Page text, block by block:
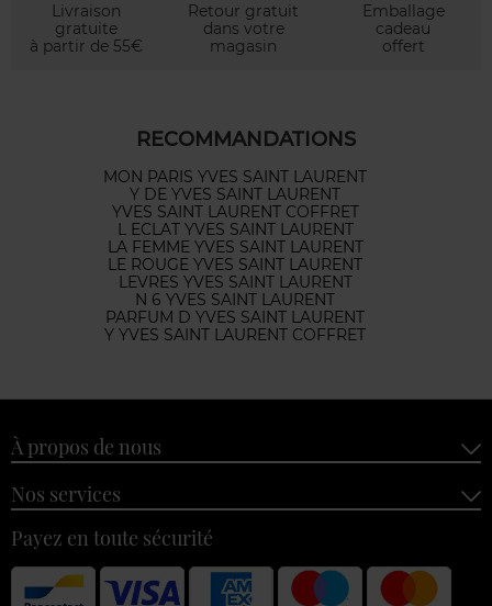
Livraison
gratuite
à partir de 55€
Retour gratuit
dans votre
magasin
Emballage
cadeau
offert
RECOMMANDATIONS
MON PARIS YVES SAINT LAURENT
Y DE YVES SAINT LAURENT
YVES SAINT LAURENT COFFRET
L ECLAT YVES SAINT LAURENT
LA FEMME YVES SAINT LAURENT
LE ROUGE YVES SAINT LAURENT
LEVRES YVES SAINT LAURENT
N 6 YVES SAINT LAURENT
PARFUM D YVES SAINT LAURENT
Y YVES SAINT LAURENT COFFRET
À propos de nous
Nos services
Payez en toute sécurité